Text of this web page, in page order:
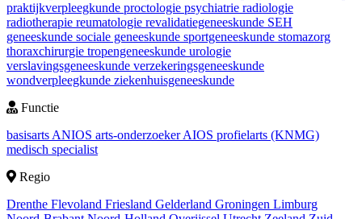
praktijkverpleegkunde proctologie psychiatrie radiologie
radiotherapie reumatologie revalidatiegeneeskunde SEH
geneeskunde sociale geneeskunde sportgeneeskunde stomazorg
thoraxchirurgie tropengeneeskunde urologie
verslavingsgeneeskunde verzekeringsgeneeskunde
wondverpleegkunde ziekenhuisgeneeskunde
Functie
basisarts ANIOS arts-onderzoekerAIOS profielarts (KNMG)
medisch specialist
Regio
Drenthe Flevoland Friesland Gelderland Groningen Limburg